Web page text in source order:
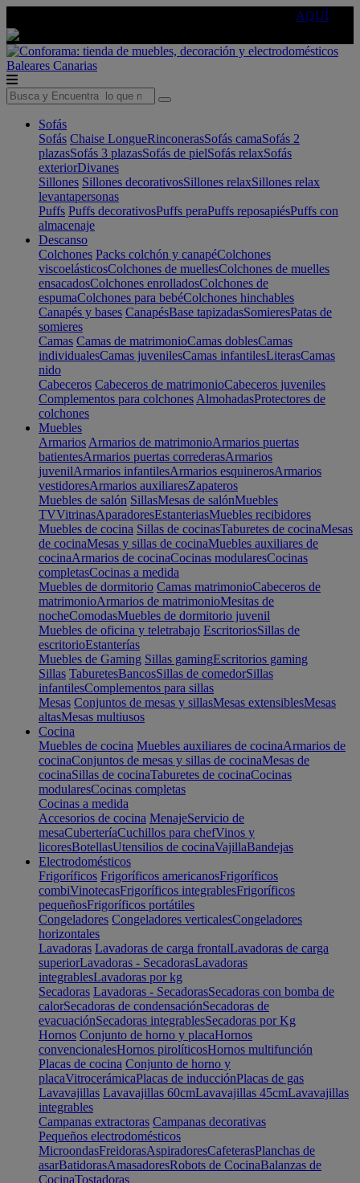
AQUÍ
Baleares Canarias
Sofás
Sofás Chaise LongueRinconerasSofás camaSofás 2
plazasSofás 3 plazasSofás de pielSofás relaxSofás
exteriorDivanes
Sillones Sillones decorativosSillones relaxSillones relax
levantapersonas
Puffs Puffs decorativosPuffs peraPuffs reposapiésPuffs con
almacenaje
Descanso
Colchones Packs colchón y canapéColchones
viscoelásticosColchones de muellesColchones de muelles
ensacadosColchones enrolladosColchones de
espumaColchones para bebéColchones hinchables
Canapés y bases CanapésBase tapizadasSomieresPatas de
somieres
Camas Camas de matrimonioCamas doblesCamas
individualesCamas juvenilesCamas infantilesLiterasCamas
nido
Cabeceros Cabeceros de matrimonioCabeceros juveniles
Complementos para colchones AlmohadasProtectores de
colchones
Muebles
Armarios Armarios de matrimonioArmarios puertas
batientesArmarios puertas correderasArmarios
juvenilArmarios infantilesArmarios esquinerosArmarios
vestidoresArmarios auxiliaresZapateros
Muebles de salón SillasMesas de salónMuebles
TVVitrinasAparadoresEstanteriasMuebles recibidores
Muebles de cocina Sillas de cocinasTaburetes de cocinaMesas
de cocinaMesas y sillas de cocinaMuebles auxiliares de
cocinaArmarios de cocinaCocinas modularesCocinas
completasCocinas a medida
Muebles de dormitorio Camas matrimonioCabeceros de
matrimonioArmarios de matrimonioMesitas de
nocheComodasMuebles de dormitorio juvenil
Muebles de oficina y teletrabajo EscritoriosSillas de
escritorioEstanterías
Muebles de Gaming Sillas gamingEscritorios gaming
Sillas TaburetesBancosSillas de comedorSillas
infantilesComplementos para sillas
Mesas Conjuntos de mesas y sillasMesas extensiblesMesas
altasMesas multiusos
Cocina
Muebles de cocina Muebles auxiliares de cocinaArmarios de
cocinaConjuntos de mesas y sillas de cocinaMesas de
cocinaSillas de cocinaTaburetes de cocinaCocinas
modularesCocinas completas
Cocinas a medida
Accesorios de cocina MenajeServicio de
mesaCuberteríaCuchillos para chefVinos y
licoresBotellasUtensilios de cocinaVajillaBandejas
Electrodomésticos
Frigoríficos Frigoríficos americanosFrigoríficos
combiVinotecasFrigoríficos integrablesFrigoríficos
pequeñosFrigoríficos portátiles
Congeladores Congeladores verticalesCongeladores
horizontales
Lavadoras Lavadoras de carga frontalLavadoras de carga
superiorLavadoras - SecadorasLavadoras
integrablesLavadoras por kg
Secadoras Lavadoras - SecadorasSecadoras con bomba de
calorSecadoras de condensaciónSecadoras de
evacuaciónSecadoras integrablesSecadoras por Kg
Hornos Conjunto de horno y placaHornos
convencionalesHornos pirolíticosHornos multifunción
Placas de cocina Conjunto de horno y
placaVitrocerámicaPlacas de inducciónPlacas de gas
Lavavajillas Lavavajillas 60cmLavavajillas 45cmLavavajillas
integrables
Campanas extractoras Campanas decorativas
Pequeños electrodomésticos
MicroondasFreidorasAspiradoresCafeterasPlanchas de
asarBatidorasAmasadoresRobots de CocinaBalanzas de
CocinaTostadoras